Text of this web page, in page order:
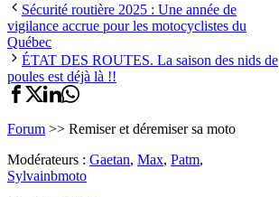
Sécurité routière 2025 : Une année de
vigilance accrue pour les motocyclistes du
Québec
ÉTAT DES ROUTES. La saison des nids de
poules est déjà là !!
Forum >> Remiser et déremiser sa moto
Modérateurs : Gaetan, Max, Patm,
Sylvainbmoto